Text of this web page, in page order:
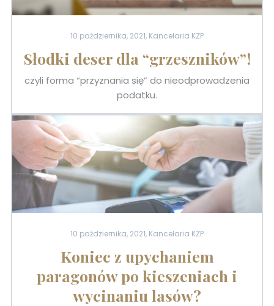
10 października, 2021, Kancelaria KZP
Słodki deser dla “grzeszników”!
czyli forma “przyznania się” do nieodprowadzenia
podatku.
10 października, 2021, Kancelaria KZP
Koniec z upychaniem
paragonów po kieszeniach i
wycinaniu lasów?